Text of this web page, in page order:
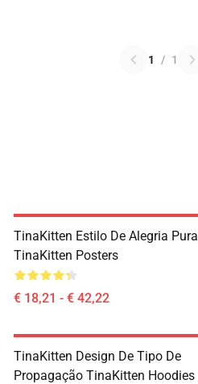
1 / 1
TinaKitten Estilo De Alegria Pura
TinaKitten Posters
€ 18,21 - € 42,22
TinaKitten Design De Tipo De
Propagação TinaKitten Hoodies